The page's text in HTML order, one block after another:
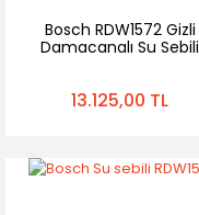
Bosch RDW1572 Gizli
Damacanalı Su Sebili
13.125,00 TL